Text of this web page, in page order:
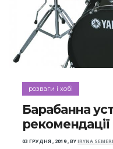
розваги і хобі
Барабанна
рекомендації
03 ГРУДНЯ , 2019,BYIRYNA